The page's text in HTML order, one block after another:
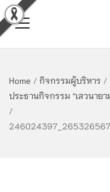
Home / กิจกรรมผู้บริหาร /
ประธานกิจกรรม “เสวนาย
/